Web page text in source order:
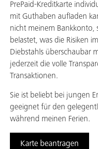
PrePaid-Kreditkarte
mit Guthaben aufladen
nicht meinem
belastet, was die Risiken
Diebstahls überschaubar
jederzeit die volle
Transaktionen.
Sie ist beliebt bei jungen
geeignet für den
während meinen Ferien.
Karte beantragen